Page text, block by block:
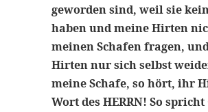
geworden sind, weil sie
haben und meine Hirten
meinen Schafen fragen,
Hirten nur sich selbst
meine Schafe, so hört, ihr
Wort des HERRN! So spricht